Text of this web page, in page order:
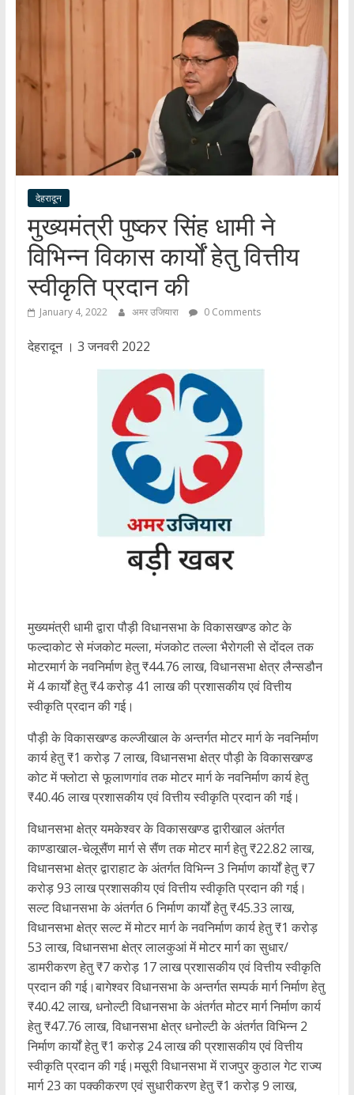
सच्ची
खबर
सबकी
देहरादून
मुख्यमंत्री पुष्कर सिंह धामी ने
विभिन्न विकास कार्यों हेतु वित्तीय
स्वीकृति प्रदान की
January 4, 2022 अमर उजियारा 0 Comments
देहरादून । 3 जनवरी 2022
मुख्यमंत्री धामी द्वारा पौड़ी विधानसभा के विकासखण्ड कोट के
फल्दाकोट से मंजकोट मल्ला, मंजकोट तल्ला भैरोगली से दोंदल तक
मोटरमार्ग के नवनिर्माण हेतु ₹44.76 लाख, विधानसभा क्षेत्र लैन्सडौन
में 4 कार्यों हेतु ₹4 करोड़ 41 लाख की प्रशासकीय एवं वित्तीय
स्वीकृति प्रदान की गई।
पौड़ी के विकासखण्ड कल्जीखाल के अन्तर्गत मोटर मार्ग के नवनिर्माण
कार्य हेतु ₹1 करोड़ 7 लाख, विधानसभा क्षेत्र पौड़ी के विकासखण्ड
कोट में फ्लोटा से फूलाणगांव तक मोटर मार्ग के नवनिर्माण कार्य हेतु
₹40.46 लाख प्रशासकीय एवं वित्तीय स्वीकृति प्रदान की गई।
विधानसभा क्षेत्र यमकेश्वर के विकासखण्ड द्वारीखाल अंतर्गत
काण्डाखाल-चेलूसैंण मार्ग से सैंण तक मोटर मार्ग हेतु ₹22.82 लाख,
विधानसभा क्षेत्र द्वाराहाट के अंतर्गत विभिन्न 3 निर्माण कार्यों हेतु ₹7
करोड़ 93 लाख प्रशासकीय एवं वित्तीय स्वीकृति प्रदान की गई।
सल्ट विधानसभा के अंतर्गत 6 निर्माण कार्यों हेतु ₹45.33 लाख,
विधानसभा क्षेत्र सल्ट में मोटर मार्ग के नवनिर्माण कार्य हेतु ₹1 करोड़
53 लाख, विधानसभा क्षेत्र लालकुआं में मोटर मार्ग का सुधार/
डामरीकरण हेतु ₹7 करोड़ 17 लाख प्रशासकीय एवं वित्तीय स्वीकृति
प्रदान की गई।बागेश्वर विधानसभा के अन्तर्गत सम्पर्क मार्ग निर्माण हेतु
₹40.42 लाख, धनोल्टी विधानसभा के अंतर्गत मोटर मार्ग निर्माण कार्य
हेतु ₹47.76 लाख, विधानसभा क्षेत्र धनोल्टी के अंतर्गत विभिन्न 2
निर्माण कार्यों हेतु ₹1 करोड़ 24 लाख की प्रशासकीय एवं वित्तीय
स्वीकृति प्रदान की गई।मसूरी विधानसभा में राजपुर कुठाल गेट राज्य
मार्ग 23 का पक्कीकरण एवं सुधारीकरण हेतु ₹1 करोड़ 9 लाख,